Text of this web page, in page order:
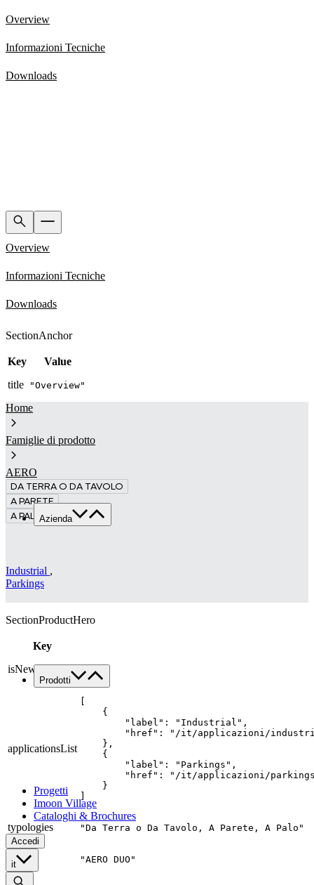
Azienda
Prodotti
Famiglie di prodotto
Tutte le applicazioni
Food
Progetti
Imoon Village
Cataloghi & Brochures
Accedi
it
Overview
Informazioni Tecniche
Downloads
Overview
Informazioni Tecniche
Downloads
SectionAnchor
Key
Value
title
"Overview"
Home
Famiglie di prodotto
AERO
DA TERRA O DA TAVOLO
A PARETE
A PALO
Industrial ,
Parkings
SectionProductHero
Key
isNew
false
applicationsList
    {
        "label": "Industrial",
"href": "/it/applicazioni/
    },
    {
        "label": "Parkings",
"href": "/it/applicazioni/
    }
typologies "Da Terra o Da Tavolo, A Parete, A Palo"
title "AERO DUO"